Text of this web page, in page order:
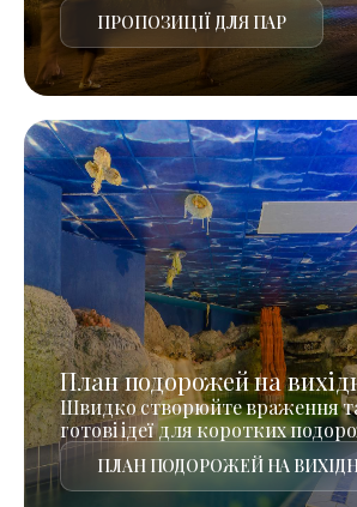
ПРОПОЗИЦІЇ ДЛЯ ПАР
План подорожей на
Швидко створюйте враження
готові ідеї для коротких
ПЛАН ПОДОРОЖЕЙ НА